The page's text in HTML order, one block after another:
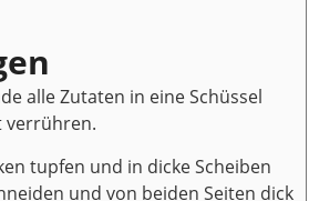
alle Zutaten in eine Schüssel
verrühren.
tupfen und in dicke Scheiben
und von beiden Seiten dick